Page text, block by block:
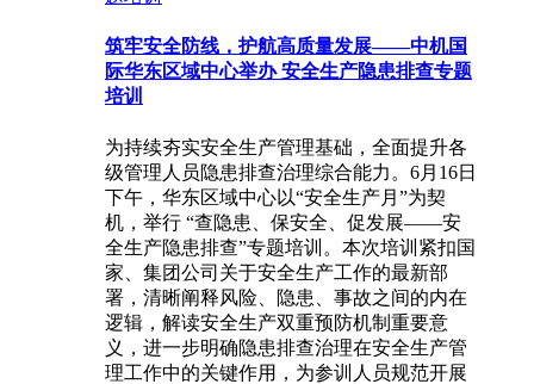
筑牢安全防线，护航高质量发展——中机国
际华东区域中心举办 安全生产隐患排查专题
培训
为持续夯实安全生产管理基础，全面提升各
级管理人员隐患排查治理综合能力。6月16日
下午，华东区域中心以“安全生产月”为契
机，举行 “查隐患、保安全、促发展——安
全生产隐患排查”专题培训。本次培训紧扣国
家、集团公司关于安全生产工作的最新部
署，清晰阐释风险、隐患、事故之间的内在
逻辑，解读安全生产双重预防机制重要意
义，进一步明确隐患排查治理在安全生产管
理工作中的关键作用，为参训人员规范开展